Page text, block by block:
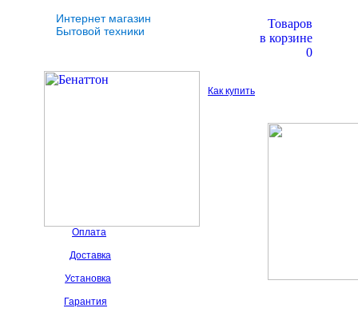
Интернет магазин
Бытовой техники
Товаров
в корзине
0
Как купить
Оплата
Доставка
Установка
Гарантия